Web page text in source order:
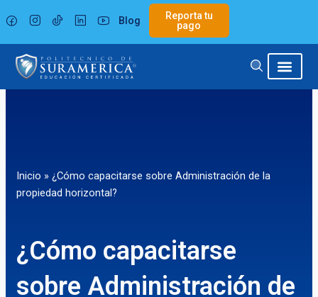
al
contenido
Blog
Reporta tu
pago
Inicio » ¿Cómo capacitarse sobre Administración de la
propiedad horizontal?
¿Cómo capacitarse
sobre Administración de